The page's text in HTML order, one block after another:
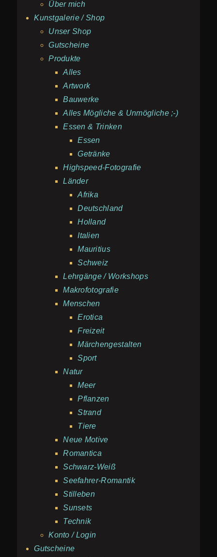
Über mich
Kunstgalerie / Shop
Unser Shop
Gutscheine
Produkte
Alles
Artwork
Bauwerke
Alles Mögliche & Unmögliche ;-)
Essen & Trinken
Essen
Getränke
Highspeed-Fotografie
Länder
Afrika
Deutschland
Holland
Italien
Mauritius
Schweiz
Lehrgänge / Workshops
Makrofotografie
Menschen
Erotica
Freizeit
Märchengestalten
Sport
Natur
Meer
Pflanzen
Strand
Tiere
Neue Motive
Romantica
Schwarz-Weiß
Seefahrer-Romantik
Stilleben
Sunsets
Technik
Konto / Login
Gutscheine